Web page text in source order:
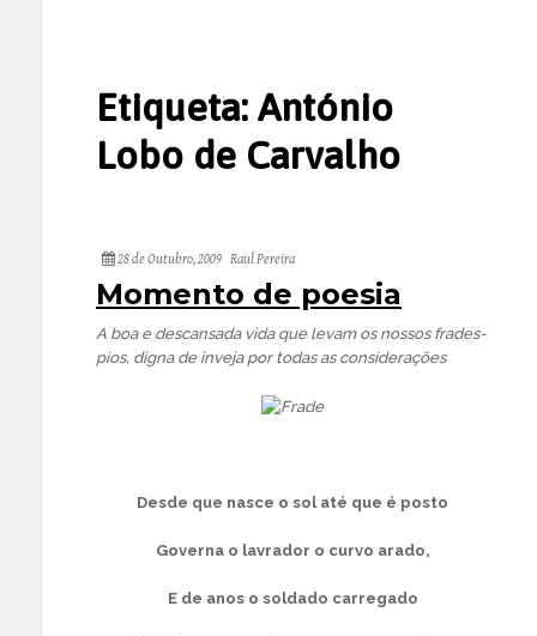
Etiqueta: António
Lobo de Carvalho
28 de Outubro, 2009 Raul Pereira
Momento de poesia
A boa e descansada vida que levam os nossos frades-
pios, digna de inveja por todas as considerações
Desde que nasce o sol até que é posto
Governa o lavrador o curvo arado,
E de anos o soldado carregado